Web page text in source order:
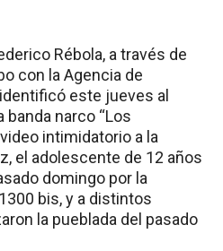
Rébola, a través de
con la Agencia de
este jueves al
narco “Los
intimidatorio a la
el adolescente de 12 años
domingo por la
bis, y a distintos
la pueblada del pasado